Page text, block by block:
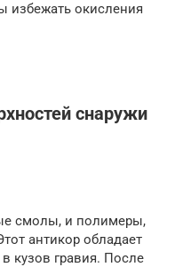
избежать окисления
снаружи
смолы, и полимеры,
антикор обладает
кузов гравия. После